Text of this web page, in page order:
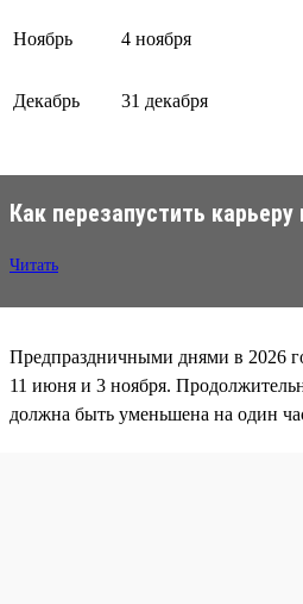
Ноябрь 4 ноября
Декабрь 31 декабря
Как перезапустить карьеру
Читать
Предпраздничными днями в 2026
11 июня и 3 ноября.
должна быть уменьшена на один